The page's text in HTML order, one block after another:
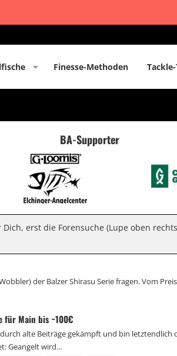
Finesse-Methoden
BA-Supporter
erst die Forensuche (Lupe oben
der Balzer Shirasu Serie fragen. Vom
für Main bis ~100€
alte Beiträge gekämpft und bin
Geangelt wird...